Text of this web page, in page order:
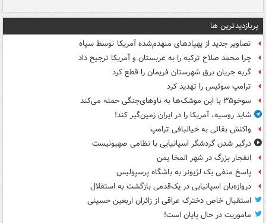
پربازدیدترین ها
تصاویر جدید از پهپادهای منهدم‌شده آمریکا توسط سپاه
چرا محمد صلاح ترکیه را به عربستان و آمریکا ترجیح داد
گربه جریان برق شهرستان فریمان را قطع کرد
ترامپ سوئیس را تهدید کرد
سوخو۳۵ با این موشک‌ها به ناوهای‌جنگی حمله می‌کند
شاید روسیه، آمریکا را در ایران زمین‌گیر کند!
واکنش بقائی به خیالبافی ترامپ
درگیر شدن گردشگر اسپانیایی با نظامی صهیونیست
انفجار بزرگ در شهر المخا یمن
پاسخ منفی یک لژیونر به باشگاه پرسپولیس
دروازه‌بان اسپانیایی در یک‌قدمی بازگشت به استقلال
استقبال خاص دخترک عراقی از زائران اربعین حسینی
ماموریت در حال پایان است!